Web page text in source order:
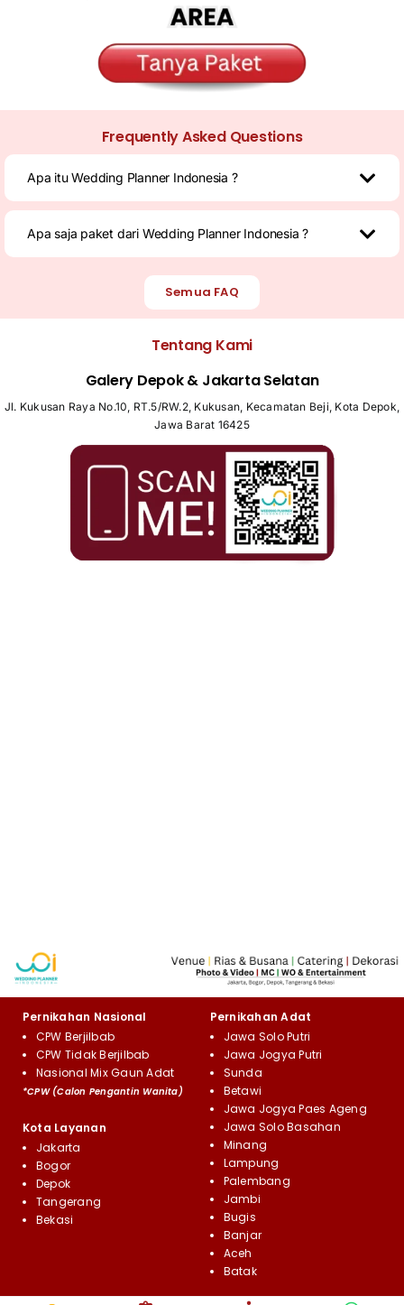
Frequently Asked Questions
Apa itu Wedding Planner Indonesia ?
Apa saja paket dari Wedding Planner Indonesia ?
Semua FAQ
Tentang Kami
Galery Depok & Jakarta Selatan
Jl. Kukusan Raya No.10, RT.5/RW.2, Kukusan, Kecamatan Beji, Kota Depok,
Jawa Barat 16425
Pernikahan Nasional
CPW Berjilbab
CPW Tidak Berjilbab
Nasional Mix Gaun Adat
*CPW (Calon Pengantin Wanita)
Kota Layanan
Jakarta
Bogor
Depok
Tangerang
Bekasi
Pernikahan Adat
Jawa Solo Putri
Jawa Jogya Putri
Sunda
Betawi
Jawa Jogya Paes Ageng
Jawa Solo Basahan
Minang
Lampung
Palembang
Jambi
Bugis
Banjar
Aceh
Batak